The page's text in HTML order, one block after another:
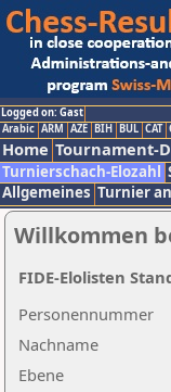
Logged on: Gast
Arabic ARM AZE BIH BUL CAT
Home Tournament-
Turnierschach-Elozahl
Allgemeines Turnier
Willkommen
Nachname
Ebene
Personennummer
FIDE-Elolisten